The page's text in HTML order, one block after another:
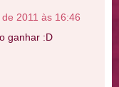
2011 às 16:46
ganhar :D